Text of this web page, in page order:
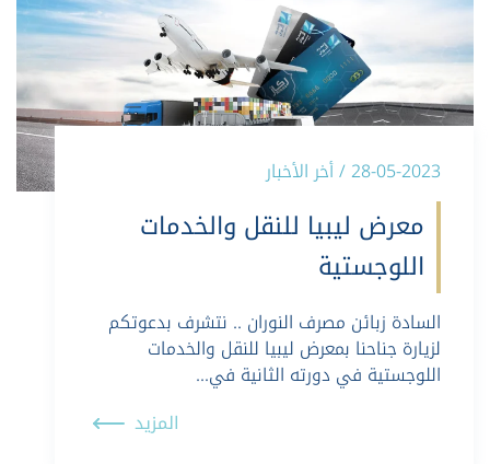
28-05-2023 / أخر الأخبار
معرض ليبيا للنقل والخدمات
اللوجستية
السادة زبائن مصرف النوران .. نتشرف بدعوتكم
لزيارة جناحنا بمعرض ليبيا للنقل والخدمات
اللوجستية في دورته الثانية في…
المزيد